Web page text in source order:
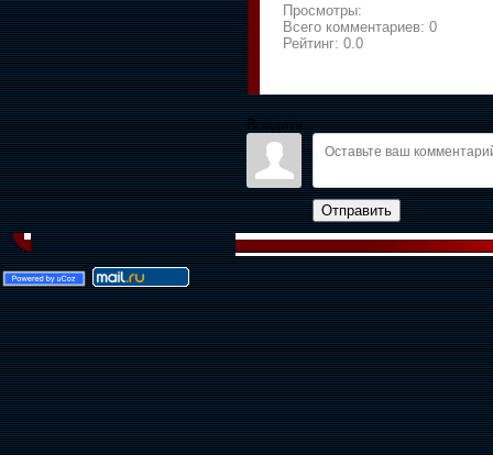
Просмотры:
Всего комментариев: 0
Рейтинг: 0.0
Войдите:
Отправить